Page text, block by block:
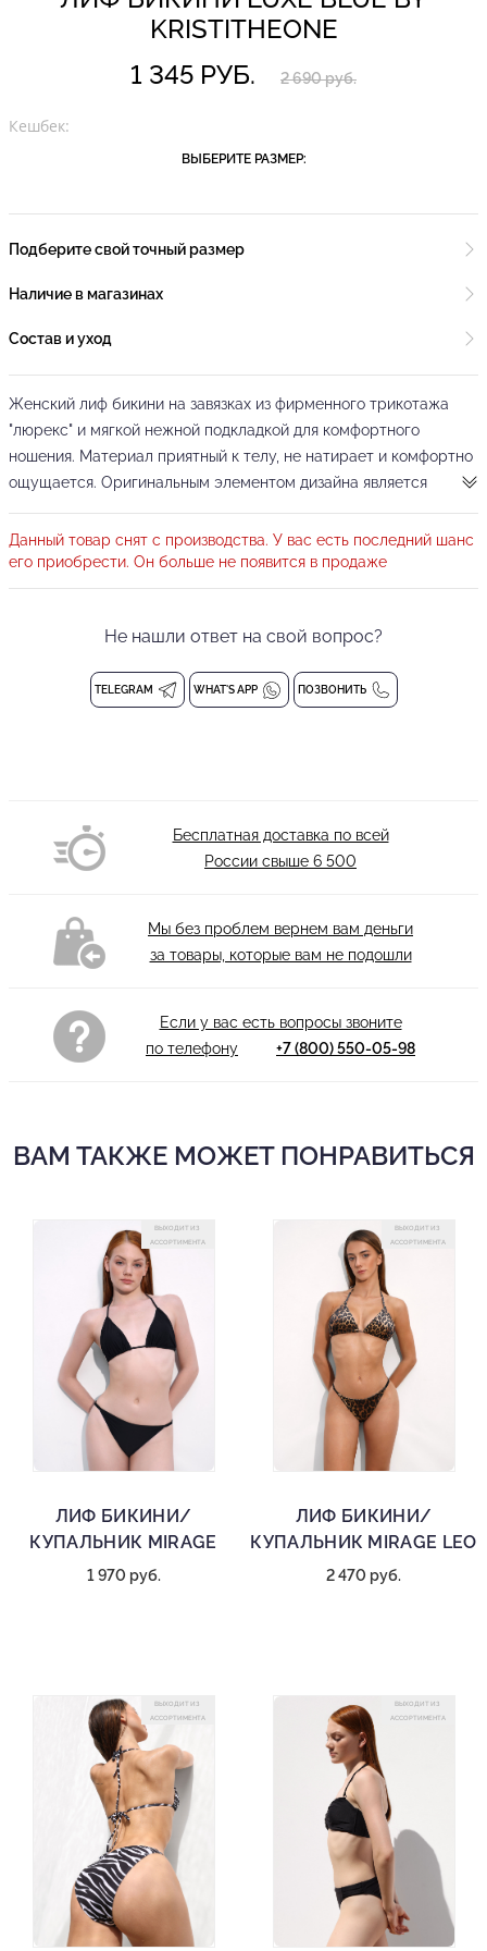
KRISTITHEONE
1 345 РУБ.
2 690 руб.
Кешбек:
ВЫБЕРИТЕ РАЗМЕР:
Подберите свой точный размер
Наличие в магазинах
Состав и уход
Женский лиф бикини на завязках из фирменного трикотажа
"люрекс" и мягкой нежной подкладкой для комфортного
ношения. Материал приятный к телу, не натирает и комфортно
ощущается. Оригинальным элементом дизайна является
и изысканность Вашему образу.
Лиф с люрексом является элементом нижнего белья
иобмену и возврату не подлежит
Деликатная стирка при 30 градусах
Данный товар снят с производства. У вас есть последний шанс
его приобрести. Он больше не появится в продаже
Не нашли ответ на свой вопрос?
TELEGRAM WHAT'S APP ПОЗВОНИТЬ
Бесплатная доставка по всей
России свыше 6 500
Мы без проблем вернем вам деньги
за товары, которые вам не подошли
Если у вас есть вопросы звоните
по телефону
+7 (800) 550-05-98
ВАМ ТАКЖЕ МОЖЕТ ПОНРАВИТЬСЯ
ВЫХОДИТ ИЗ
АССОРТИМЕНТА
ЛИФ БИКИНИ/
КУПАЛЬНИК MIRAGE
1 970 руб.
ВЫХОДИТ ИЗ
АССОРТИМЕНТА
ЛИФ БИКИНИ/
КУПАЛЬНИК MIRAGE LEO
2 470 руб.
ВЫХОДИТ ИЗ
АССОРТИМЕНТА
ВЫХОДИТ ИЗ
АССОРТИМЕНТА